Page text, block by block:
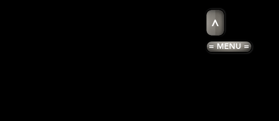
>
= MENU =